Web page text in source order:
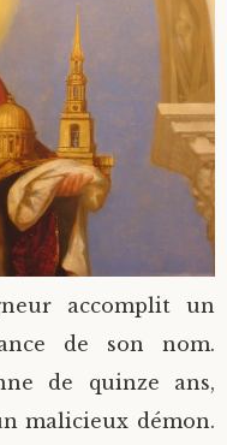
accomplit un
de son nom.
de quinze ans,
malicieux démon.